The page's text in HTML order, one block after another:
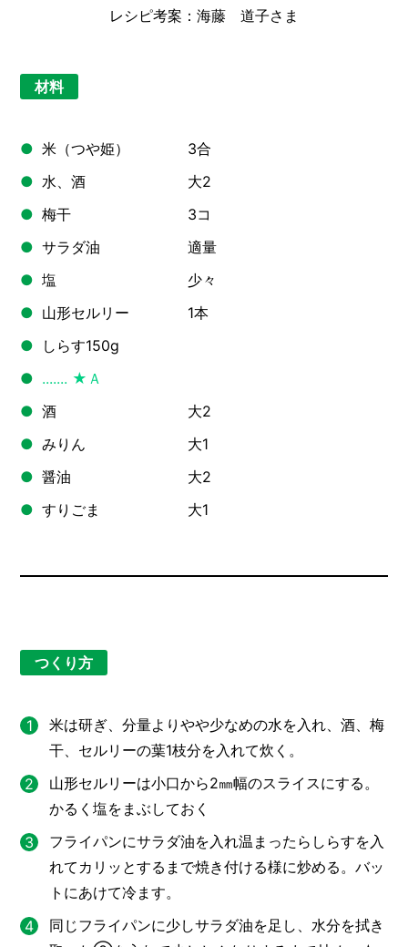
レシピ考案：海藤 道子さま
材料
米（つや姫） 3合
水、酒 大2
梅干 3コ
サラダ油 適量
塩 少々
山形セルリー 1本
しらす150g
★Ａ
酒 大2
みりん 大1
醤油 大2
すりごま 大1
つくり方
米は研ぎ、分量よりやや少なめの水を入れ、酒、梅
干、セルリーの葉1枝分を入れて炊く。
山形セルリーは小口から2㎜幅のスライスにする。
かるく塩をまぶしておく
フライパンにサラダ油を入れ温まったらしらすを入
れてカリッとするまで焼き付ける様に炒める。バッ
トにあけて冷ます。
同じフライパンに少しサラダ油を足し、水分を拭き